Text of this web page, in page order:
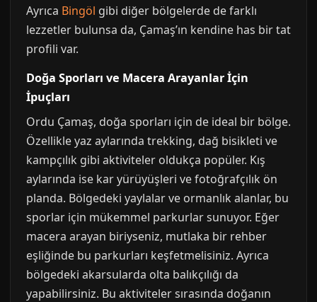
Ayrıca Bingöl gibi diğer bölgelerde de farklı
lezzetler bulunsa da, Çamaş’ın kendine has bir tat
profili var.
Doğa Sporları ve Macera Arayanlar İçin
İpuçları
Ordu Çamaş, doğa sporları için de ideal bir bölge.
Özellikle yaz aylarında trekking, dağ bisikleti ve
kampçılık gibi aktiviteler oldukça popüler. Kış
aylarında ise kar yürüyüşleri ve fotoğrafçılık ön
planda. Bölgedeki yaylalar ve ormanlık alanlar, bu
sporlar için mükemmel parkurlar sunuyor. Eğer
macera arayan biriyseniz, mutlaka bir rehber
eşliğinde bu parkurları keşfetmelisiniz. Ayrıca
bölgedeki akarsularda olta balıkçılığı da
yapabilirsiniz. Bu aktiviteler sırasında doğanın